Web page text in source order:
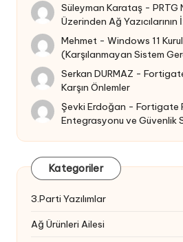
Süleyman Karataş -
Üzerinden Ağ Yazıcılarının
Mehmet -Windows 11
(Karşılanmayan Sistem
Serkan DURMAZ -
Karşın Önlemler
Şevki Erdoğan -Fortigate
Entegrasyonu ve Güvenlik
Kategoriler
3.Parti Yazılımlar
Ağ Ürünleri Ailesi